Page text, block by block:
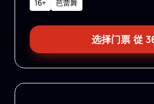
16+ 芭蕾舞
选择门票 從